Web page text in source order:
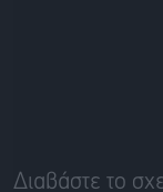
Διαβάστε το